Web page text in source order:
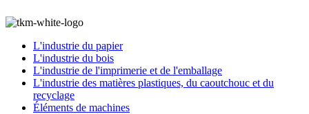
L'industrie du papier
L'industrie du bois
L'industrie de l'imprimerie et de l'emballage
L'industrie des matières plastiques, du caoutchouc et du
recyclage
Éléments de machines